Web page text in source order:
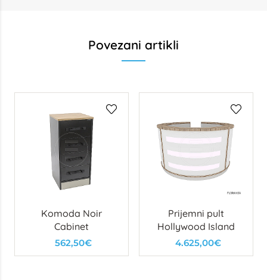
Povezani artikli
Komoda Noir
Cabinet
562,50€
Prijemni pult
Hollywood Island
4.625,00€